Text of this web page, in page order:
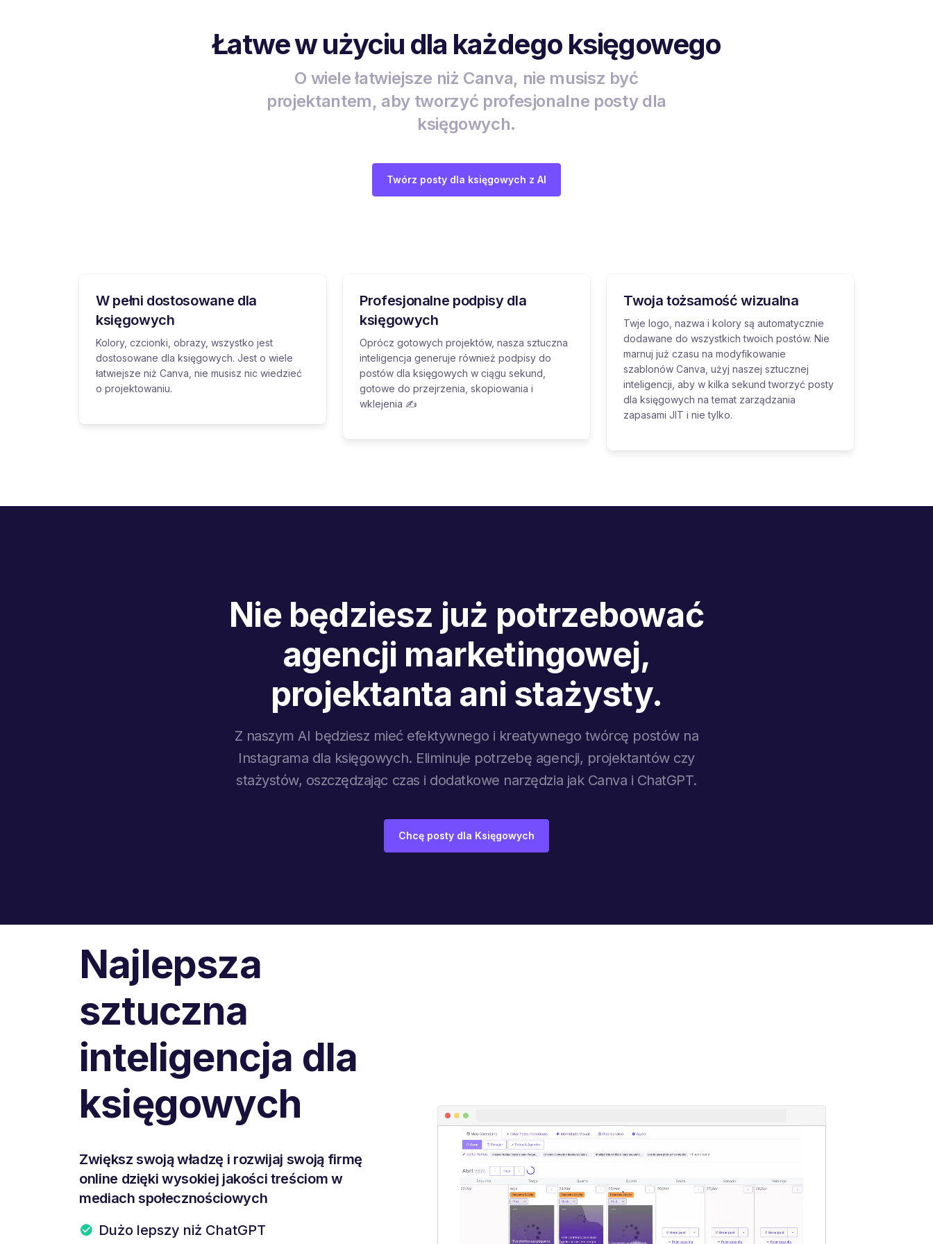
Łatwe w użyciu dla każdego księgowego
O wiele łatwiejsze niż Canva, nie musisz być
projektantem, aby tworzyć profesjonalne posty dla
księgowych.
Twórz posty dla księgowych z AI
W pełni dostosowane dla
księgowych
Kolory, czcionki, obrazy, wszystko jest
dostosowane dla księgowych. Jest o wiele
łatwiejsze niż Canva, nie musisz nic wiedzieć
o projektowaniu.
Profesjonalne podpisy dla
księgowych
Oprócz gotowych projektów, nasza sztuczna
inteligencja generuje również podpisy do
postów dla księgowych w ciągu sekund,
gotowe do przejrzenia, skopiowania i
wklejenia ✍️
Twoja tożsamość wizualna
Twje logo, nazwa i kolory są automatycznie
dodawane do wszystkich twoich postów. Nie
marnuj już czasu na modyfikowanie
szablonów Canva, użyj naszej sztucznej
inteligencji, aby w kilka sekund tworzyć posty
dla księgowych na temat zarządzania
zapasami JIT i nie tylko.
Nie będziesz już potrzebować
agencji marketingowej,
projektanta ani stażysty.
Z naszym AI będziesz mieć efektywnego i kreatywnego twórcę postów na
Instagrama dla księgowych. Eliminuje potrzebę agencji, projektantów czy
stażystów, oszczędzając czas i dodatkowe narzędzia jak Canva i ChatGPT.
Chcę posty dla Księgowych
Najlepsza
sztuczna
inteligencja dla
księgowych
Zwiększ swoją władzę i rozwijaj swoją firmę
online dzięki wysokiej jakości treściom w
mediach społecznościowych
Dużo lepszy niż ChatGPT